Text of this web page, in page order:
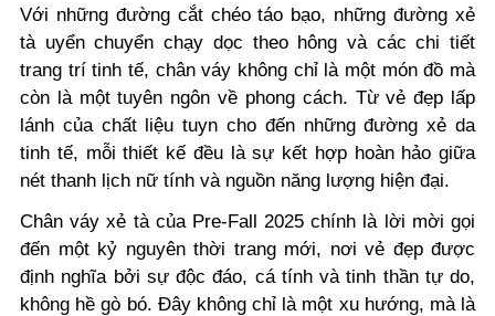
Với những đường cắt chéo táo bạo, những đường xẻ
tà uyển chuyển chạy dọc theo hông và các chi tiết
trang trí tinh tế, chân váy không chỉ là một món đồ mà
còn là một tuyên ngôn về phong cách. Từ vẻ đẹp lấp
lánh của chất liệu tuyn cho đến những đường xẻ da
tinh tế, mỗi thiết kế đều là sự kết hợp hoàn hảo giữa
nét thanh lịch nữ tính và nguồn năng lượng hiện đại.
Chân váy xẻ tà của Pre-Fall 2025 chính là lời mời gọi
đến một kỷ nguyên thời trang mới, nơi vẻ đẹp được
định nghĩa bởi sự độc đáo, cá tính và tinh thần tự do,
không hề gò bó. Đây không chỉ là một xu hướng, mà là